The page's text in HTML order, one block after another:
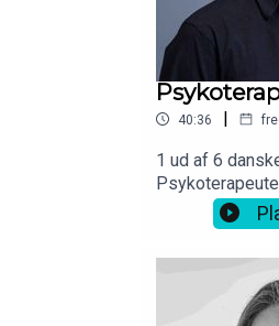
40:36 |
1 ud af 6
undervisning
andetsteds
for 10 % af